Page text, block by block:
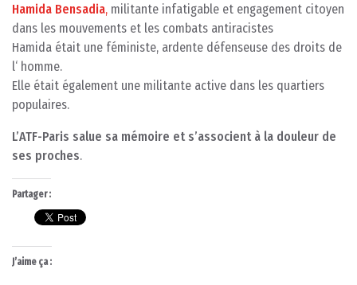
Hamida Bensadia, militante infatigable et engagement citoyen
dans les mouvements et les combats antiracistes
Hamida était une féministe, ardente défenseuse des droits de
l‘ homme.
Elle était également une militante active dans les quartiers
populaires.
L’ATF-Paris salue sa mémoire et s’associent à la douleur de
ses proches.
Partager :
J’aime ça :